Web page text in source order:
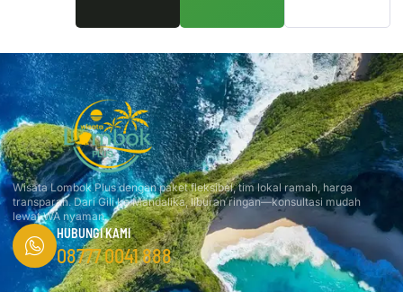
Wisata Lombok Plus dengan paket fleksibel, tim lokal ramah, harga
transparan. Dari Gili ke Mandalika, liburan ringan—konsultasi mudah
lewat WA nyaman.
HUBUNGI KAMI
08777 0041 888